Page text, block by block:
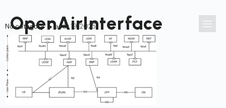
contenu
OpenAirInterface
No category août 19, 2025